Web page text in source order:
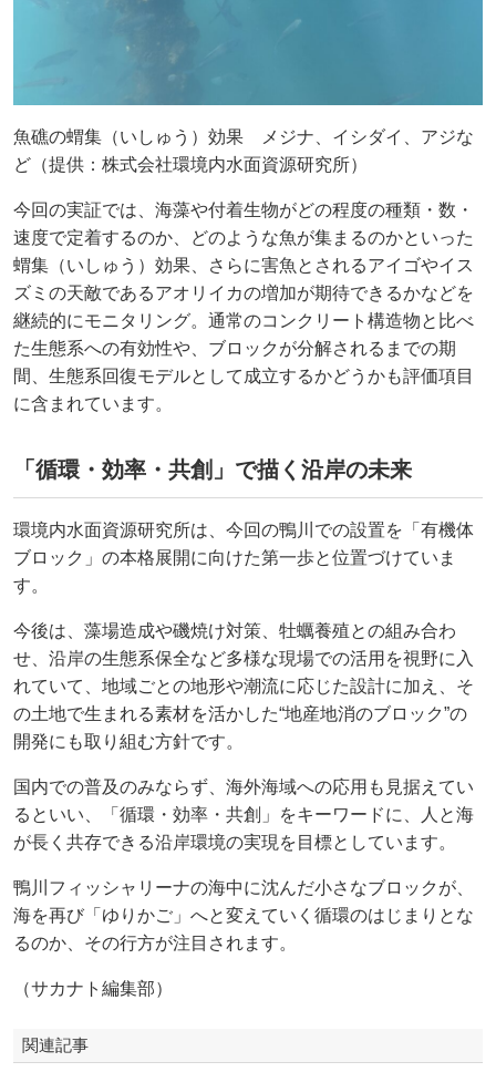
魚礁の蝟集（いしゅう）効果 メジナ、イシダイ、アジな
ど（提供：株式会社環境内水面資源研究所）
今回の実証では、海藻や付着生物がどの程度の種類・数・
速度で定着するのか、どのような魚が集まるのかといった
蝟集（いしゅう）効果、さらに害魚とされるアイゴやイス
ズミの天敵であるアオリイカの増加が期待できるかなどを
継続的にモニタリング。通常のコンクリート構造物と比べ
た生態系への有効性や、ブロックが分解されるまでの期
間、生態系回復モデルとして成立するかどうかも評価項目
に含まれています。
「循環・効率・共創」で描く沿岸の未来
環境内水面資源研究所は、今回の鴨川での設置を「有機体
ブロック」の本格展開に向けた第一歩と位置づけていま
す。
今後は、藻場造成や磯焼け対策、牡蠣養殖との組み合わ
せ、沿岸の生態系保全など多様な現場での活用を視野に入
れていて、地域ごとの地形や潮流に応じた設計に加え、そ
の土地で生まれる素材を活かした“地産地消のブロック”の
開発にも取り組む方針です。
国内での普及のみならず、海外海域への応用も見据えてい
るといい、「循環・効率・共創」をキーワードに、人と海
が長く共存できる沿岸環境の実現を目標としています。
鴨川フィッシャリーナの海中に沈んだ小さなブロックが、
海を再び「ゆりかご」へと変えていく循環のはじまりとな
るのか、その行方が注目されます。
（サカナト編集部）
関連記事